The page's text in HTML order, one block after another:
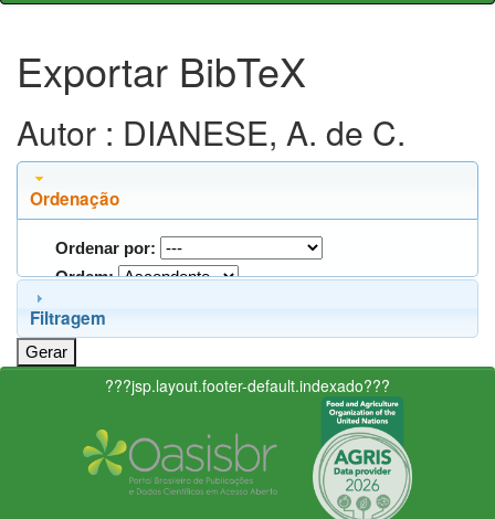
Exportar BibTeX
Autor : DIANESE, A. de C.
Ordenação
Ordenar por:
Ordem:
Filtragem
???jsp.layout.footer-default.indexado???